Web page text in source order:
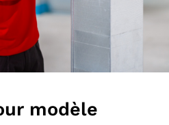
modèle